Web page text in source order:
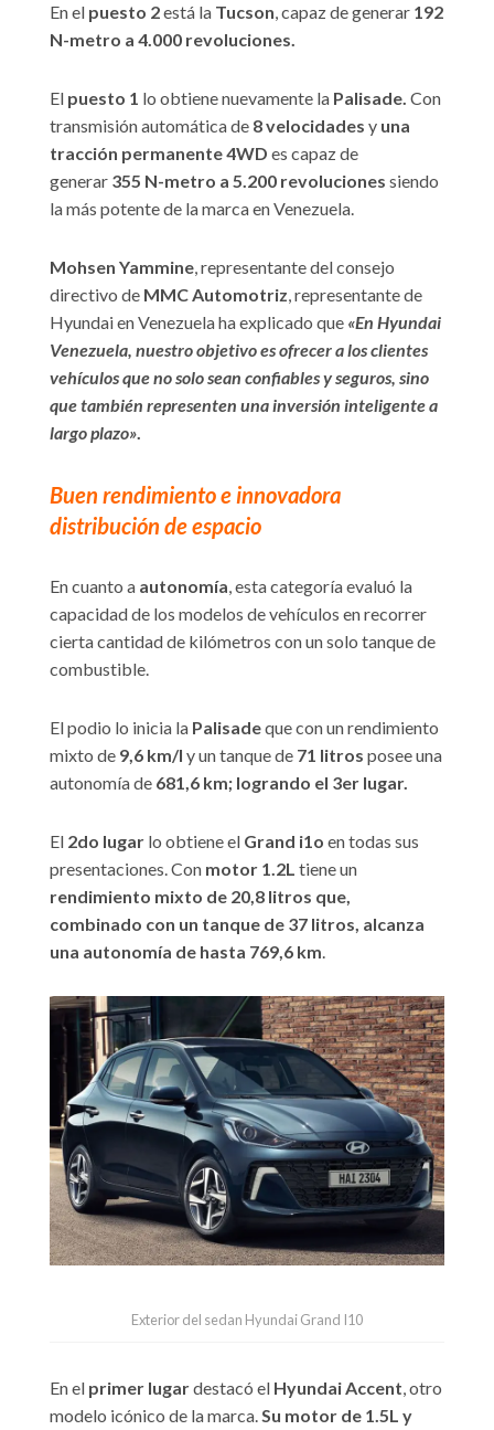
En el puesto 2está la Tucson , capaz de generar 192
N-metro a 4.000 revoluciones.
El puesto 1 lo obtiene nuevamente la Palisade. Con
transmisión automática de 8 velocidades y una
tracción permanente 4WD es capaz de
generar 355 N-metro a 5.200 revoluciones siendo
la más potente de la marca en Venezuela.
Mohsen Yammine , representante del consejo
directivo de MMC Automotriz , representante de
Hyundai en Venezuela ha explicado que «En Hyundai
Venezuela, nuestro objetivo es ofrecer a los clientes
vehículos que no solo sean confiables y seguros, sino
que también representen una inversión inteligente a
largo plazo»
Buen rendimiento e innovadora
distribución de espacio
En cuanto a autonomía, esta categoría evaluó la
capacidad de los modelos de vehículos en recorrer
cierta cantidad de kilómetros con un solo tanque de
combustible.
El podio lo inicia la Palisadeque con un rendimiento
mixto de 9,6 km/l y un tanque de 71 litros posee una
autonomía de 681,6 km; logrando el 3er lugar.
El 2do lugar lo obtiene el Grand i1o en todas sus
presentaciones. Con motor 1.2L tiene un
rendimiento mixto de 20,8 litros que,
combinado con un tanque de 37 litros, alcanza
una autonomía de hasta 769,6 km.
Exterior del sedan Hyundai Grand I10
En el primer lugardestacó el Hyundai Accent , otro
modelo icónico de la marca. Su motor de 1.5L y